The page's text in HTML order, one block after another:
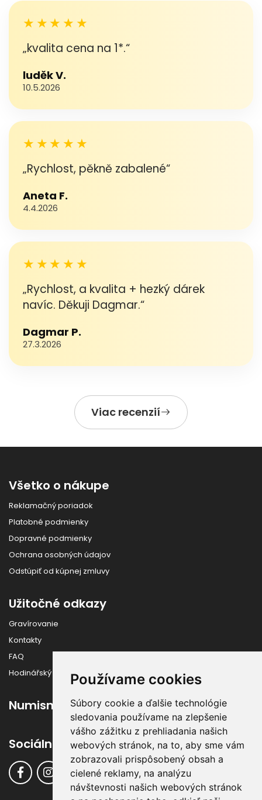
Používame cookies
Súbory cookie a ďalšie technológie
sledovania používame na zlepšenie
vášho zážitku z prehliadania našich
webových stránok, na to, aby sme vám
zobrazovali prispôsobený obsah a
cielené reklamy, na analýzu
návštevnosti našich webových stránok
★★★★★
„kvalita cena na 1*.“
luděk V.
10.5.2026
★★★★★
„Rychlost, pěkně zabalené“
Aneta F.
4.4.2026
★★★★★
„Rychlost, a kvalita + hezký dárek
navíc. Děkuji Dagmar.“
Dagmar P.
27.3.2026
Viac recenzií
Všetko o nákupe
Reklamačný poriadok
Platobné podmienky
Dopravné podmienky
Ochrana osobných údajov
Odstúpiť od kúpnej zmluvy
Užitočné odkazy
Gravírovanie
Kontakty
FAQ
Hodinářský slovník
Numismatika
Sociálne siete